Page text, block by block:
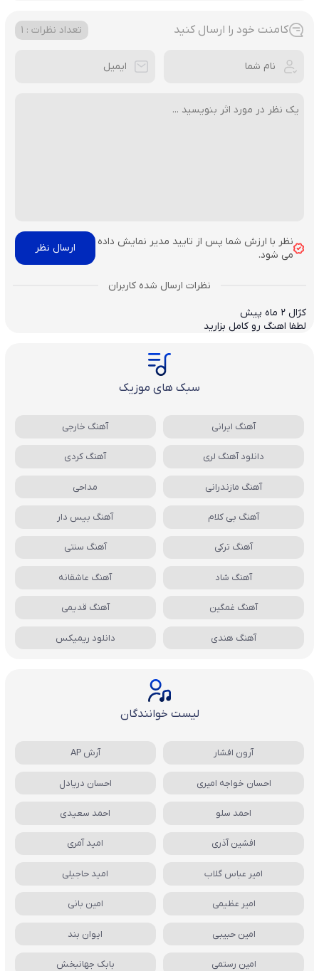
کامنت خود را ارسال کنید تعداد نظرات : 1
نظر با ارزش شما پس از تایید مدیر نمایش داده
می شود.
کژال 2 ماه پیش
لطفا اهنگ رو کامل بزارید
سبک های موزیک
آهنگ ایرانی آهنگ خارجی
دانلود آهنگ لری آهنگ کردی
آهنگ مازندرانی مداحی
آهنگ بی کلام آهنگ بیس دار
آهنگ ترکی آهنگ سنتی
آهنگ شاد آهنگ عاشقانه
آهنگ غمگین آهنگ قدیمی
آهنگ هندی دانلود ریمیکس
لیست خوانندگان
آرون افشار آرش AP
احسان خواجه امیری احسان دریادل
احمد سلو احمد سعیدی
افشین آذری امید آمری
امیر عباس گلاب امید حاجیلی
امیر عظیمی امین بانی
امین حبیبی ایوان بند
امین رستمی بابک جهانبخش